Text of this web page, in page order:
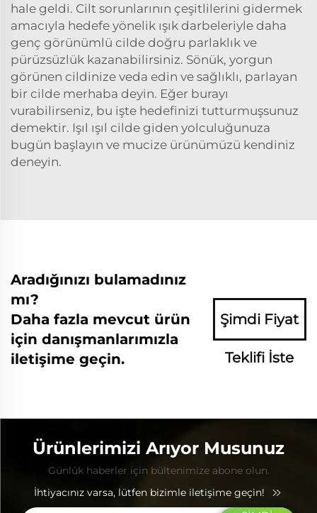
hale geldi. Cilt sorunlarının çeşitlilerini gidermek
amacıyla hedefe yönelik ışık darbeleriyle daha
genç görünümlü cilde doğru parlaklık ve
pürüzsüzlük kazanabilirsiniz. Sönük, yorgun
görünen cildinize veda edin ve sağlıklı, parlayan
bir cilde merhaba deyin. Eğer burayı
vurabilirseniz, bu işte hedefinizi tutturmuşsunuz
demektir. Işıl ışıl cilde giden yolculuğunuza
bugün başlayın ve mucize ürünümüzü kendiniz
deneyin.
Aradığınızı bulamadınız
mı?
Daha fazla mevcut ürün
için danışmanlarımızla
iletişime geçin.
Şimdi Fiyat
Teklifi İste
Ürünlerimizi Arıyor Musunuz
Günlük haberler için bültenimize abone olun.
İhtiyacınız varsa, lütfen bizimle iletişime geçin!